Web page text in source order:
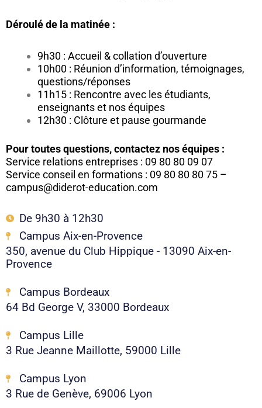
Déroulé de la matinée :
9h30 : Accueil & collation d’ouverture
10h00 : Réunion d’information, témoignages,
questions/réponses
11h15 : Rencontre avec les étudiants,
enseignants et nos équipes
12h30 : Clôture et pause gourmande
Pour toutes questions, contactez nos équipes :
Service relations entreprises : 09 80 80 09 07
Service conseil en formations : 09 80 80 80 75 –
campus@diderot-education.com
De 9h30 à 12h30
Campus Aix-en-Provence
350, avenue du Club Hippique - 13090 Aix-en-
Provence
Campus Bordeaux
64 Bd George V, 33000 Bordeaux
Campus Lille
3 Rue Jeanne Maillotte, 59000 Lille
Campus Lyon
3 Rue de Genève, 69006 Lyon